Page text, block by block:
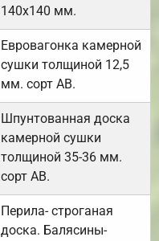
140х140 мм.
Евровагонка камерной
сушки толщиной 12,5
мм. сорт АВ.
Шпунтованная доска
камерной сушки
толщиной 35-36 мм.
сорт АВ.
Перила- строганая
доска. Балясины-